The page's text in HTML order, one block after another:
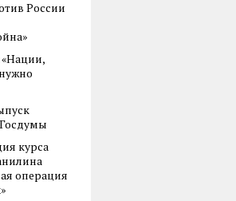
России
курса
операция